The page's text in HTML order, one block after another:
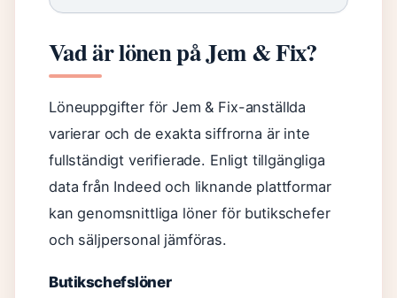
Vad är lönen på Jem & Fix?
Löneuppgifter för Jem & Fix-anställda
varierar och de exakta siffrorna är inte
fullständigt verifierade. Enligt tillgängliga
data från Indeed och liknande plattformar
kan genomsnittliga löner för butikschefer
och säljpersonal jämföras.
Butikschefslöner